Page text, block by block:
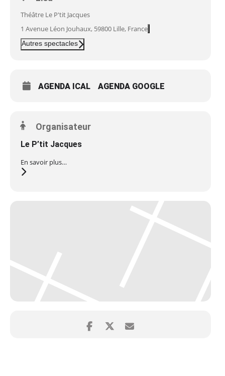
Théâtre Le P'tit Jacques
1 Avenue Léon Jouhaux, 59800 Lille, France
Autres spectacles
AGENDA ICAL AGENDA GOOGLE
Organisateur
Le P’tit Jacques
En savoir plus…